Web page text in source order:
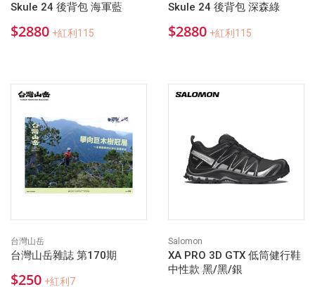
Skule 24 後背包 海軍藍
$2880 +紅利115
Skule 24 後背包 深森綠
$2880 +紅利115
台灣山岳
台灣山岳雜誌 第170期
$250 +紅利7
Salomon
XA PRO 3D GTX 低筒健行鞋
中性款 黑/黑/銀